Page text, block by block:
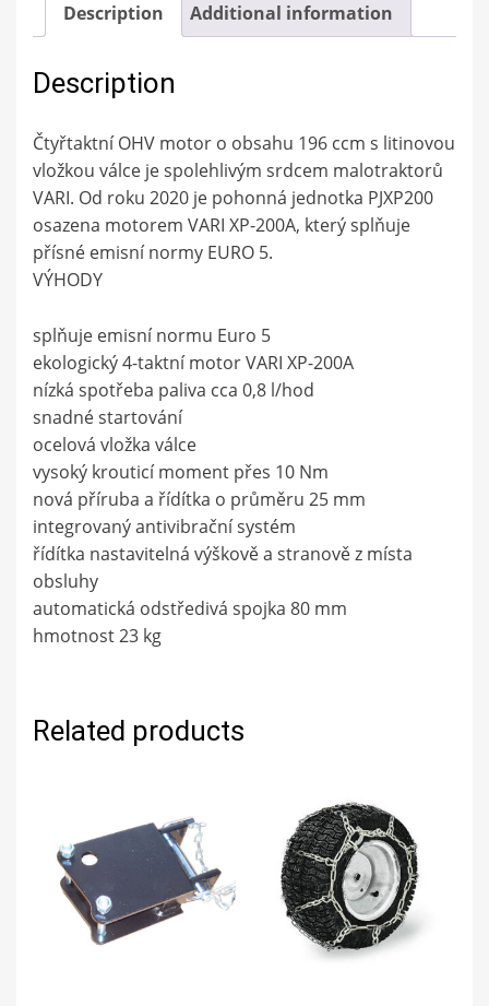
Description Additional information
Description
Čtyřtaktní OHV motor o obsahu 196 ccm s litinovou
vložkou válce je spolehlivým srdcem malotraktorů
VARI. Od roku 2020 je pohonná jednotka PJXP200
osazena motorem VARI XP-200A, který splňuje
přísné emisní normy EURO 5.
VÝHODY
splňuje emisní normu Euro 5
ekologický 4-taktní motor VARI XP-200A
nízká spotřeba paliva cca 0,8 l/hod
snadné startování
ocelová vložka válce
vysoký krouticí moment přes 10 Nm
nová příruba a řídítka o průměru 25 mm
integrovaný antivibrační systém
řídítka nastavitelná výškově a stranově z místa
obsluhy
automatická odstředivá spojka 80 mm
hmotnost 23 kg
Related products